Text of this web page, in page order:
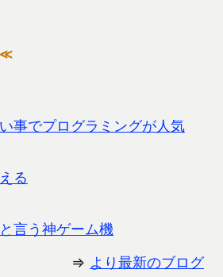
≪
事でプログラミングが人気
る
言う神ゲーム機
⇒ より最新のブログ